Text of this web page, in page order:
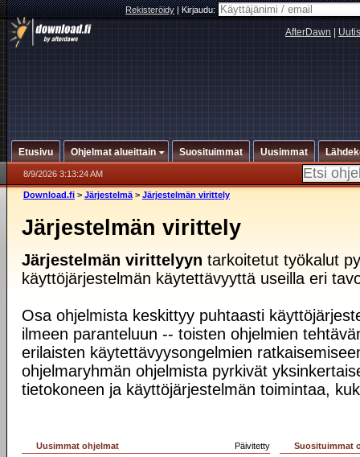
Rekisteröidy|Kirjaudu:
AfterDawn
Etusivu Ohjelmat alueittain Suosituimmat Uusimmat
8/9/2026 3:13:24 AM
Download.fi > Järjestelmä > Järjestelmän virittely
Järjestelmän virittely
Järjestelmän virittelyyn tarkoitetut työkalut
käyttöjärjestelmän käytettävyyttä useilla eri
Osa ohjelmista keskittyy puhtaasti
ilmeen paranteluun -- toisten ohjelmien
erilaisten käytettävyysongelmien
ohjelmaryhmän ohjelmista pyrkivät
tietokoneen ja käyttöjärjestelmän toimintaa,
Päivitetty
Uusimmat ohjelmat
Suosituimmat